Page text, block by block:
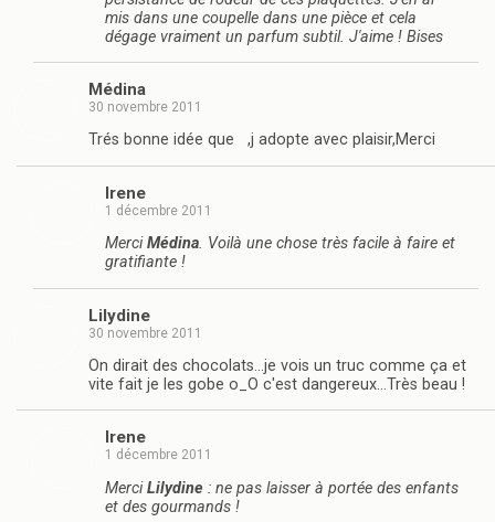
mis dans une coupelle dans une pièce et cela
dégage vraiment un parfum subtil. J'aime ! Bises
Médina
30 novembre 2011
Trés bonne idée que ,j adopte avec plaisir,Merci
Irene
1 décembre 2011
MerciMédina. Voilà une chose très facile à faire et
gratifiante !
Lilydine
30 novembre 2011
On dirait des chocolats…je vois un truc comme ça et
vite fait je les gobe o_O c'est dangereux…Très beau !
Irene
1 décembre 2011
MerciLilydine : ne pas laisser à portée des enfants
et des gourmands !